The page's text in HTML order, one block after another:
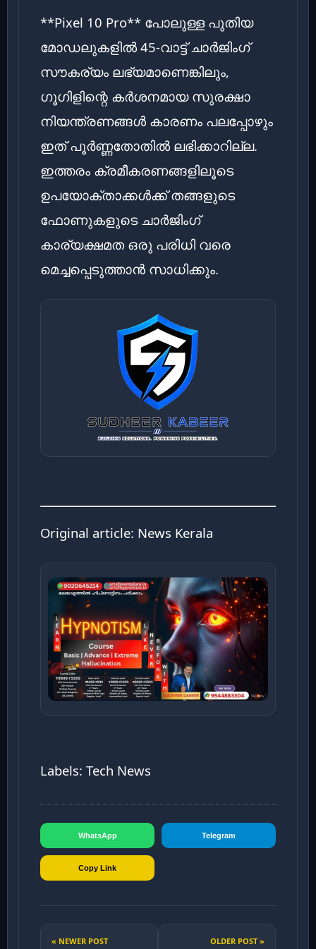
**Pixel 10 Pro** പോലുള്ള പുതിയ
മോഡലുകളിൽ 45-വാട്ട് ചാർജിംഗ്
സൗകര്യം ലഭ്യമാണെങ്കിലും,
ഗൂഗിളിന്റെ കർശനമായ സുരക്ഷാ
നിയന്ത്രണങ്ങൾ കാരണം പലപ്പോഴും
ഇത് പൂർണ്ണതോതിൽ ലഭിക്കാറില്ല.
ഇത്തരം ക്രമീകരണങ്ങളിലൂടെ
ഉപയോക്താക്കൾക്ക് തങ്ങളുടെ
ഫോണുകളുടെ ചാർജിംഗ്
കാര്യക്ഷമത ഒരു പരിധി വരെ
മെച്ചപ്പെടുത്താൻ സാധിക്കും.
Original article: News Kerala
Labels: Tech News
WhatsApp Telegram
Copy Link
« NEWER POST OLDER POST »